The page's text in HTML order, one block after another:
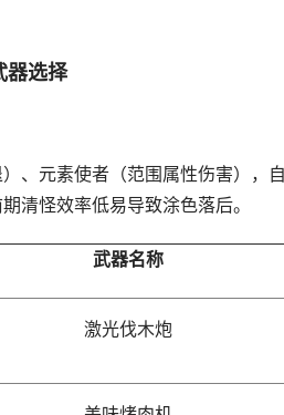
器选择
、元素使者（范围属性伤害），
清怪效率低易导致涂色落后。
武器名称
激光伐木炮